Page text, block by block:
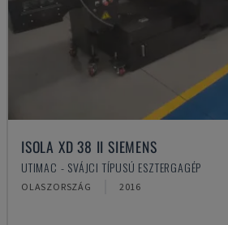
ISOLA XD 38 II SIEMENS
UTIMAC - SVÁJCI TÍPUSÚ ESZTERGAGÉP
OLASZORSZÁG 2016